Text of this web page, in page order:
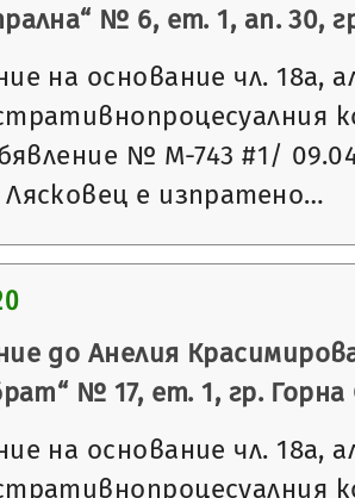
№ 6, ет. 1, ап. 30,
на основание чл. 18а,
№ М-743 #1/
е изпратено…
до Анелия
№ 17, ет. 1, гр.
на основание чл. 18а,